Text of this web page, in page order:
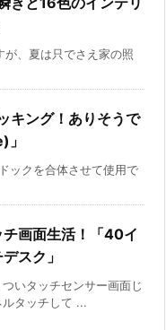
、夏は只でさえ家の照
キング！ありそうで
ックを合体させて使用で
画面生活！「40イ
スク」
いタッチセンサー画面じ
タッチして ...